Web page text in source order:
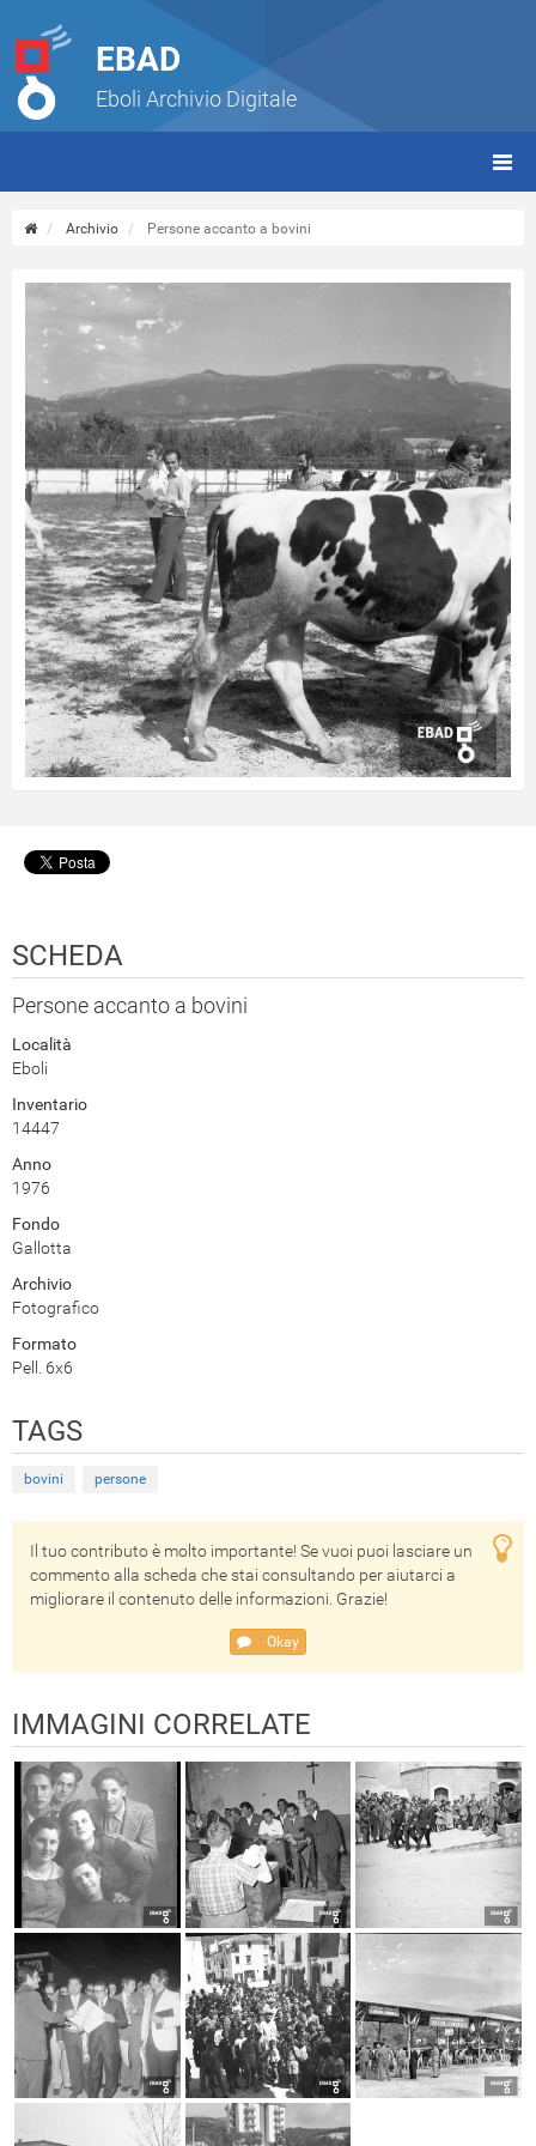
EBAD
Eboli Archivio Digitale
Archivio Persone accanto a bovini
SCHEDA
Persone accanto a bovini
Località
Eboli
Inventario
14447
Anno
1976
Fondo
Gallotta
Archivio
Fotografico
Formato
Pell. 6x6
TAGS
bovini persone
Il tuo contributo è molto importante! Se vuoi puoi lasciare un
commento alla scheda che stai consultando per aiutarci a
migliorare il contenuto delle informazioni. Grazie!
Okay
IMMAGINI CORRELATE